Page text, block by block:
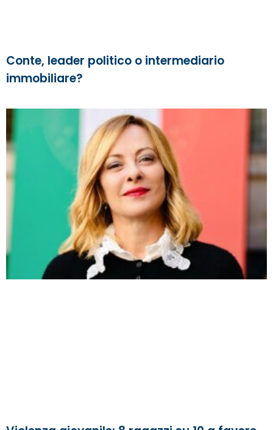
Conte, leader politico o intermediario
immobiliare?